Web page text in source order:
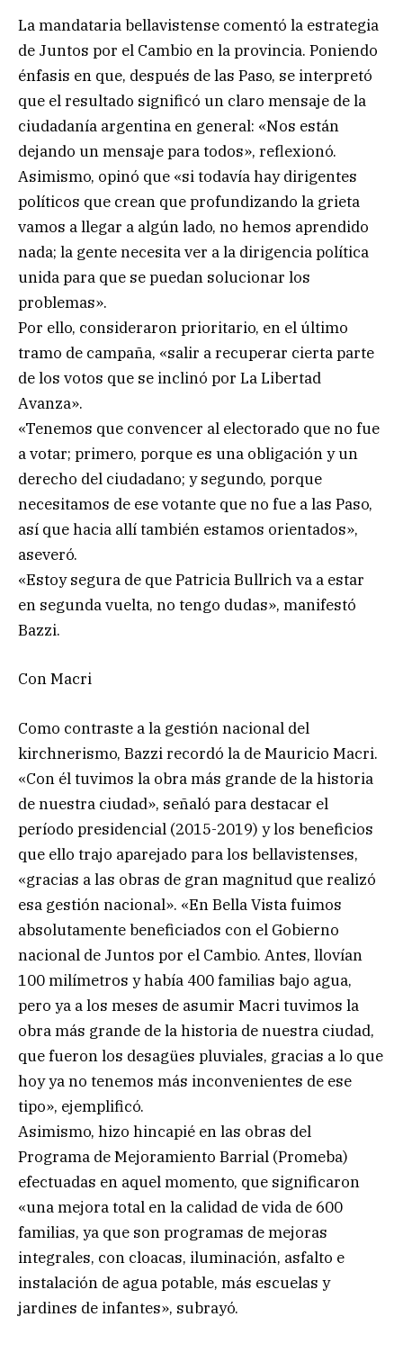
La mandataria bellavistense comentó la estrategia
de Juntos por el Cambio en la provincia. Poniendo
énfasis en que, después de las Paso, se interpretó
que el resultado significó un claro mensaje de la
ciudadanía argentina en general: «Nos están
dejando un mensaje para todos», reflexionó.
Asimismo, opinó que «si todavía hay dirigentes
políticos que crean que profundizando la grieta
vamos a llegar a algún lado, no hemos aprendido
nada; la gente necesita ver a la dirigencia política
unida para que se puedan solucionar los
problemas».
Por ello, consideraron prioritario, en el último
tramo de campaña, «salir a recuperar cierta parte
de los votos que se inclinó por La Libertad
Avanza».
«Tenemos que convencer al electorado que no fue
a votar; primero, porque es una obligación y un
derecho del ciudadano; y segundo, porque
necesitamos de ese votante que no fue a las Paso,
así que hacia allí también estamos orientados»,
aseveró.
«Estoy segura de que Patricia Bullrich va a estar
en segunda vuelta, no tengo dudas», manifestó
Bazzi.
Con Macri
Como contraste a la gestión nacional del
kirchnerismo, Bazzi recordó la de Mauricio Macri.
«Con él tuvimos la obra más grande de la historia
de nuestra ciudad», señaló para destacar el
período presidencial (2015-2019) y los beneficios
que ello trajo aparejado para los bellavistenses,
«gracias a las obras de gran magnitud que realizó
esa gestión nacional». «En Bella Vista fuimos
absolutamente beneficiados con el Gobierno
nacional de Juntos por el Cambio. Antes, llovían
100 milímetros y había 400 familias bajo agua,
pero ya a los meses de asumir Macri tuvimos la
obra más grande de la historia de nuestra ciudad,
que fueron los desagües pluviales, gracias a lo que
hoy ya no tenemos más inconvenientes de ese
tipo», ejemplificó.
Asimismo, hizo hincapié en las obras del
Programa de Mejoramiento Barrial (Promeba)
efectuadas en aquel momento, que significaron
«una mejora total en la calidad de vida de 600
familias, ya que son programas de mejoras
integrales, con cloacas, iluminación, asfalto e
instalación de agua potable, más escuelas y
jardines de infantes», subrayó.